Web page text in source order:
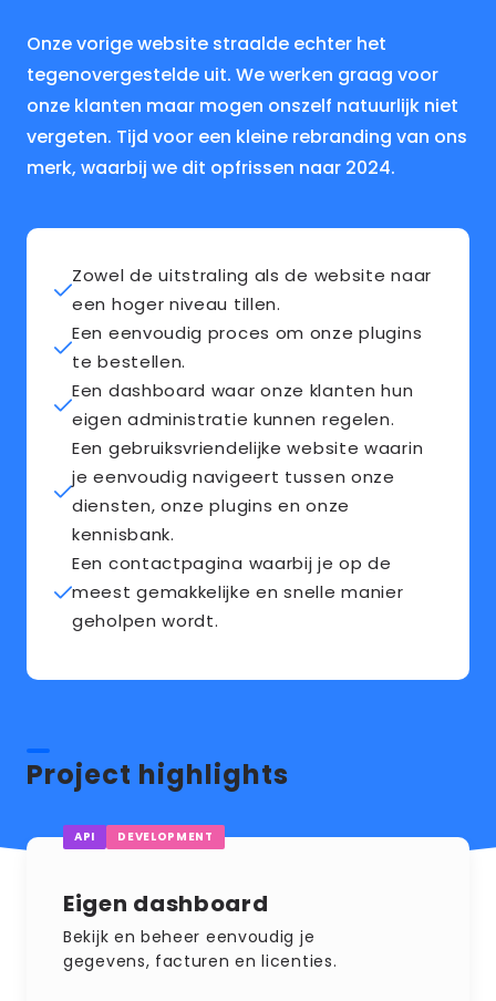
Onze vorige website straalde echter het
tegenovergestelde uit. We werken graag voor
onze klanten maar mogen onszelf natuurlijk niet
vergeten. Tijd voor een kleine rebranding van ons
merk, waarbij we dit opfrissen naar 2024.
Zowel de uitstraling als de website naar
een hoger niveau tillen.
Een eenvoudig proces om onze plugins
te bestellen.
Een dashboard waar onze klanten hun
eigen administratie kunnen regelen.
Een gebruiksvriendelijke website waarin
je eenvoudig navigeert tussen onze
diensten, onze plugins en onze
kennisbank.
Een contactpagina waarbij je op de
meest gemakkelijke en snelle manier
geholpen wordt.
Project highlights
API DEVELOPMENT
Eigen dashboard
Bekijk en beheer eenvoudig je
gegevens, facturen en licenties.